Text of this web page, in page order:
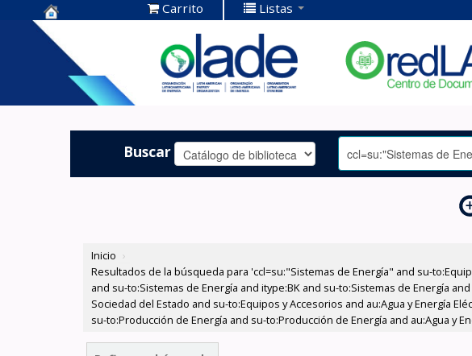
Centro de
Documentación
OLADE -
Carrito Listas
Buscar
Inicio ›
Resultados de la búsqueda para 'ccl=su:"Sistemas de Energía" and su-
and su-to:Sistemas de Energía and itype:BK and su-to:Sistemas de Energía
Sociedad del Estado and su-to:Equipos y Accesorios and au:Agua y Energía
su-to:Producción de Energía and su-to:Producción de Energía and au:Agua y